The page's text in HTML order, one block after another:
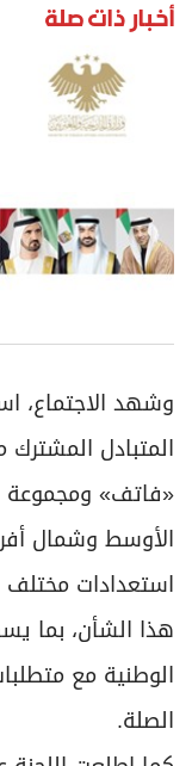
أخبار ذات صلة
وشهد الاجتماع،
المتبادل
«فاتف» ومجموعة
الأوسط وشمال
استعدادات
هذا الشأن، بما
الوطنية مع
الصلة.